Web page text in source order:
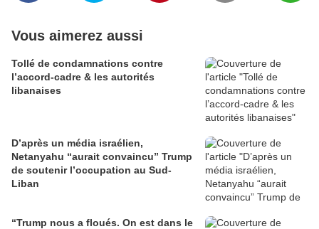
Vous aimerez aussi
Tollé de condamnations contre
l’accord-cadre & les autorités
libanaises
D’après un média israélien,
Netanyahu “aurait convaincu” Trump
de soutenir l’occupation au Sud-
Liban
“Trump nous a floués. On est dans le